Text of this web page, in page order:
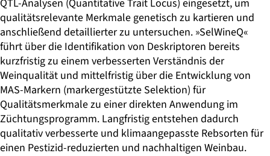
QTL-Analysen (Quantitative Trait Locus) eingesetzt, um
qualitätsrelevante Merkmale genetisch zu kartieren und
anschließend detaillierter zu untersuchen. »SelWineQ«
führt über die Identifikation von Deskriptoren bereits
kurzfristig zu einem verbesserten Verständnis der
Weinqualität und mittelfristig über die Entwicklung von
MAS-Markern (markergestützte Selektion) für
Qualitätsmerkmale zu einer direkten Anwendung im
Züchtungsprogramm. Langfristig entstehen dadurch
qualitativ verbesserte und klimaangepasste Rebsorten für
einen Pestizid-reduzierten und nachhaltigen Weinbau.